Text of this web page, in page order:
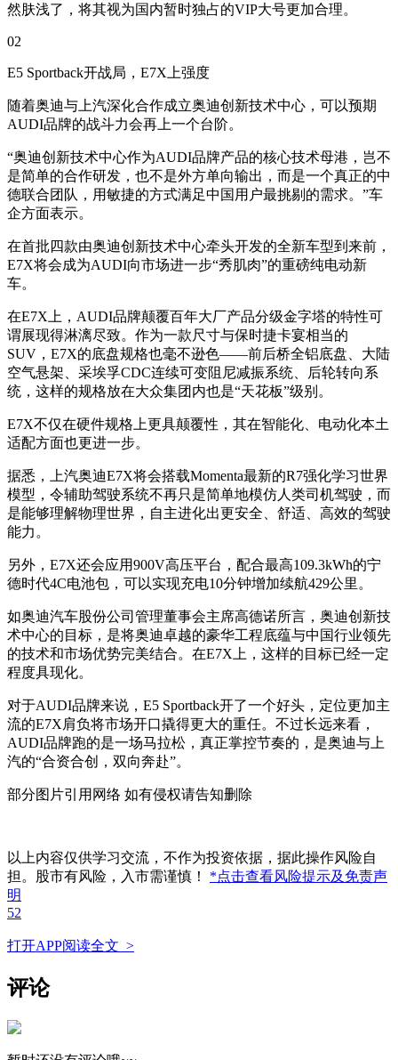
然肤浅了，将其视为国内暂时独占的VIP大号更加合理。
02
E5 Sportback开战局，E7X上强度
随着奥迪与上汽深化合作成立奥迪创新技术中心，可以预期
AUDI品牌的战斗力会再上一个台阶。
“奥迪创新技术中心作为AUDI品牌产品的核心技术母港，岂不
是简单的合作研发，也不是外方单向输出，而是一个真正的中
德联合团队，用敏捷的方式满足中国用户最挑剔的需求。”车
企方面表示。
在首批四款由奥迪创新技术中心牵头开发的全新车型到来前，
E7X将会成为AUDI向市场进一步“秀肌肉”的重磅纯电动新
车。
在E7X上，AUDI品牌颠覆百年大厂产品分级金字塔的特性可
谓展现得淋漓尽致。作为一款尺寸与保时捷卡宴相当的
SUV，E7X的底盘规格也毫不逊色——前后桥全铝底盘、大陆
空气悬架、采埃孚CDC连续可变阻尼减振系统、后轮转向系
统，这样的规格放在大众集团内也是“天花板”级别。
E7X不仅在硬件规格上更具颠覆性，其在智能化、电动化本土
适配方面也更进一步。
据悉，上汽奥迪E7X将会搭载Momenta最新的R7强化学习世界
模型，令辅助驾驶系统不再只是简单地模仿人类司机驾驶，而
是能够理解物理世界，自主进化出更安全、舒适、高效的驾驶
能力。
另外，E7X还会应用900V高压平台，配合最高109.3kWh的宁
德时代4C电池包，可以实现充电10分钟增加续航429公里。
如奥迪汽车股份公司管理董事会主席高德诺所言，奥迪创新技
术中心的目标，是将奥迪卓越的豪华工程底蕴与中国行业领先
的技术和市场优势完美结合。在E7X上，这样的目标已经一定
程度具现化。
对于AUDI品牌来说，E5 Sportback开了一个好头，定位更加主
流的E7X肩负将市场开口撬得更大的重任。不过长远来看，
AUDI品牌跑的是一场马拉松，真正掌控节奏的，是奥迪与上
汽的“合资合创，双向奔赴”。
部分图片引用网络 如有侵权请告知删除
以上内容仅供学习交流，不作为投资依据，据此操作风险自
担。股市有风险，入市需谨慎！ *点击查看风险提示及免责声
明
52
打开APP阅读全文 >
评论